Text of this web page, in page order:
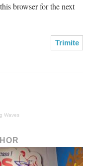
browser for the next
Waves